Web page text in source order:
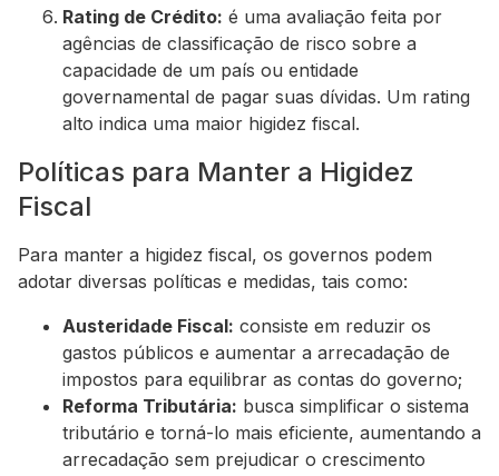
Rating de Crédito: é uma avaliação feita por
agências de classificação de risco sobre a
capacidade de um país ou entidade
governamental de pagar suas dívidas. Um rating
alto indica uma maior higidez fiscal.
Políticas para Manter a Higidez
Fiscal
Para manter a higidez fiscal, os governos podem
adotar diversas políticas e medidas, tais como:
Austeridade Fiscal: consiste em reduzir os
gastos públicos e aumentar a arrecadação de
impostos para equilibrar as contas do governo;
Reforma Tributária: busca simplificar o sistema
tributário e torná-lo mais eficiente, aumentando a
arrecadação sem prejudicar o crescimento